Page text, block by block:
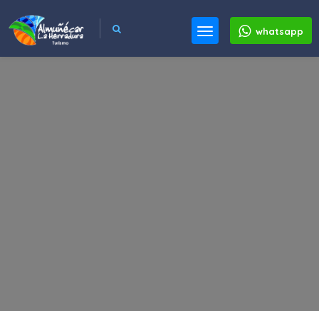
whatsapp